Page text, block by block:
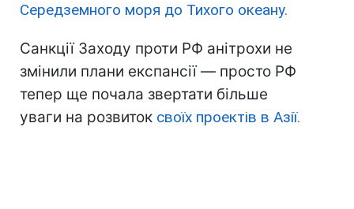
Середземного моря до Тихого океану.
Санкції Заходу проти РФ анітрохи не
змінили плани експансії — просто РФ
тепер ще почала звертати більше
уваги на розвиток своїх проектів в Азії.